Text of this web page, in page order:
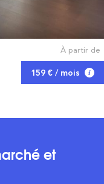
À partir de
159 € / mois
et